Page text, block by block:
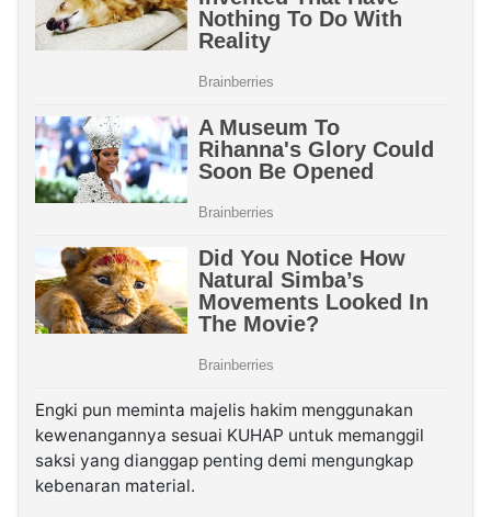
Engki pun meminta majelis hakim menggunakan
kewenangannya sesuai KUHAP untuk memanggil
saksi yang dianggap penting demi mengungkap
kebenaran material.